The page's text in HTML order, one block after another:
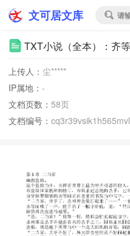
文可居文库  请
TXT小说（全本）：齐
上传人： 尘*****
IP属地： -
文档页数： 58页
文档编号：